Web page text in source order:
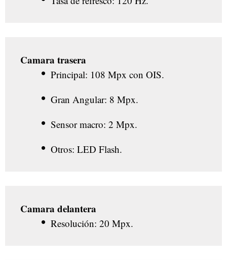
Camara trasera
Principal: 108 Mpx con OIS.
Gran Angular: 8 Mpx.
Sensor macro: 2 Mpx.
Otros: LED Flash.
Camara delantera
Resolución: 20 Mpx.